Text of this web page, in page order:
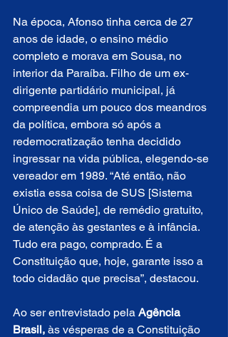
Na época, Afonso tinha cerca de 27
anos de idade, o ensino médio
completo e morava em Sousa, no
interior da Paraíba. Filho de um ex-
dirigente partidário municipal, já
compreendia um pouco dos meandros
da política, embora só após a
redemocratização tenha decidido
ingressar na vida pública, elegendo-se
vereador em 1989. “Até então, não
existia essa coisa de SUS [Sistema
Único de Saúde], de remédio gratuito,
de atenção às gestantes e à infância.
Tudo era pago, comprado. É a
Constituição que, hoje, garante isso a
todo cidadão que precisa”, destacou.
Ao ser entrevistado pela Agência
Brasil, às vésperas de a Constituição